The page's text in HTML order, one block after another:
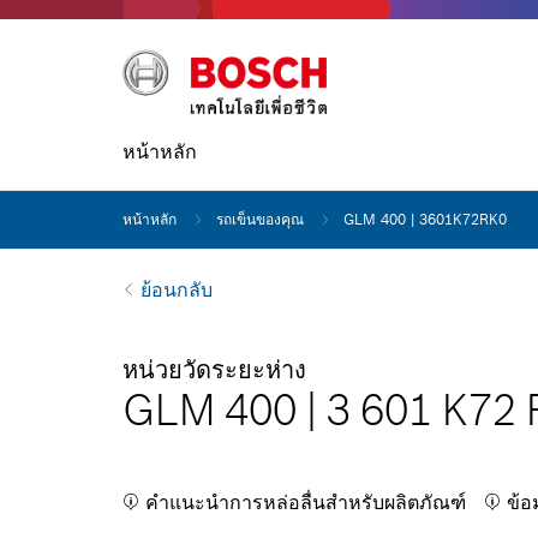
หน้าหลัก
หน้าหลัก รถเข็นของคุณ GLM 400 | 3601K72RK0
ย้อนกลับ
หน่วยวัดระยะห่าง
GLM 400 | 3 601 K72
คำแนะนำการหล่อลื่นสำหรับผลิตภัณฑ์ ข้อ